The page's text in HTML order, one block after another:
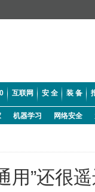
互联网 安 全 装 备
机器学习 网络安全
用”还很